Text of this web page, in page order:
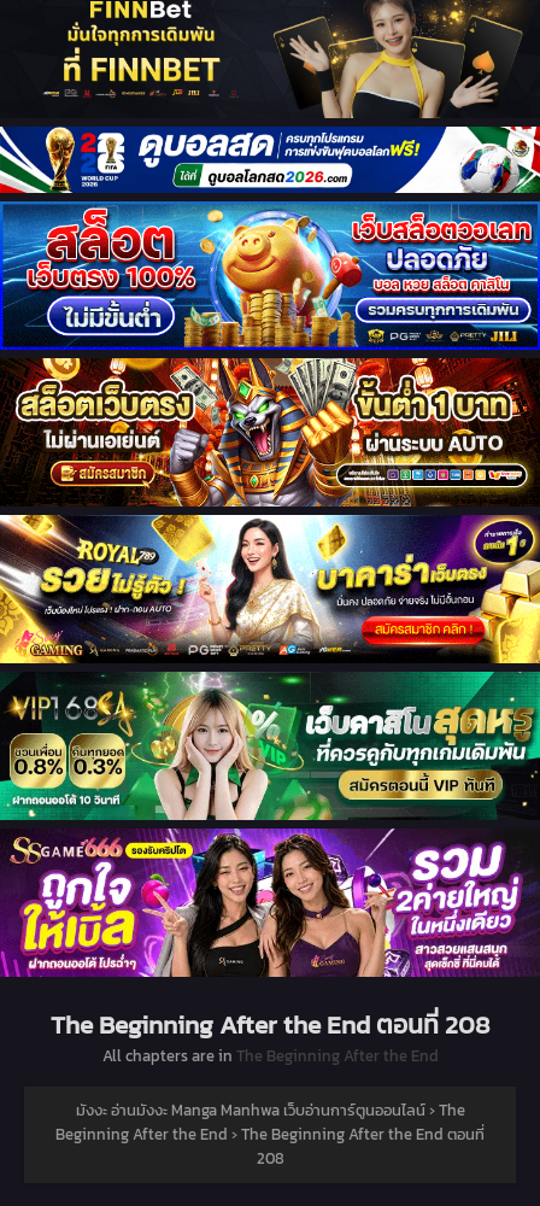
The Beginning After the End ตอนที่ 208
All chapters are in The Beginning After the End
มังงะ อ่านมังงะ Manga Manhwa เว็บอ่านการ์ตูนออนไลน์›The
Beginning After the End ›The Beginning After the End ตอนที่
208